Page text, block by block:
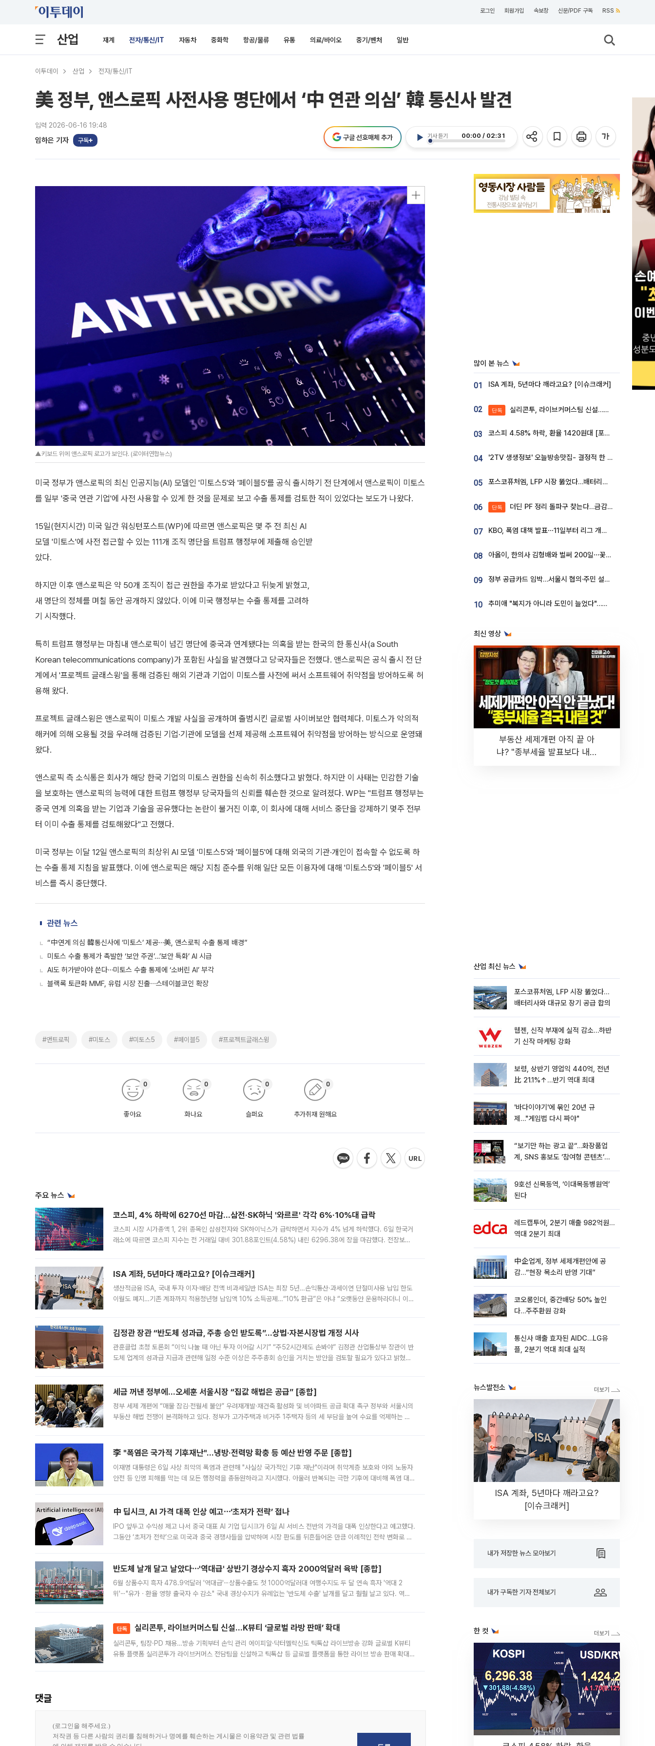
로그인 회원가입 속보창 신문/PDF 구독 RSS
산업 재계 전자/통신/IT 자동차 중화학 항공/물류 유통 의료/바이오 중기/벤처 일반
이투데이 산업 전자/통신/IT
美 정부, 앤스로픽 사전사용 명단에서 ‘中 연관 의심’ 韓 통신사 발견
입력 2026-06-16 19:48
임하은 기자 구독
기사 듣기 00:00 / 02:31
구글 선호매체 추가
▲키보드 위에 앤스로픽 로고가 보인다. (로이터연합뉴스)
미국 정부가 앤스로픽의 최신 인공지능(AI) 모델인 '미토스5'와 '페이블5'를 공식 출시하기 전 단계에서 앤스로픽이 미토스
를 일부 '중국 연관 기업'에 사전 사용할 수 있게 한 것을 문제로 보고 수출 통제를 검토한 적이 있었다는 보도가 나왔다.
15일(현지시간) 미국 일간 워싱턴포스트(WP)에 따르면 앤스로픽은 몇 주 전 최신 AI
모델 '미토스'에 사전 접근할 수 있는 111개 조직 명단을 트럼프 행정부에 제출해 승인받
았다.
하지만 이후 앤스로픽은 약 50개 조직이 접근 권한을 추가로 받았다고 뒤늦게 밝혔고,
새 명단의 정체를 며칠 동안 공개하지 않았다. 이에 미국 행정부는 수출 통제를 고려하
기 시작했다.
특히 트럼프 행정부는 마침내 앤스로픽이 넘긴 명단에 중국과 연계됐다는 의혹을 받는 한국의 한 통신사(a South
Korean telecommunications company)가 포함된 사실을 발견했다고 당국자들은 전했다. 앤스로픽은 공식 출시 전 단
계에서 '프로젝트 글래스윙'을 통해 검증된 해외 기관과 기업이 미토스를 사전에 써서 소프트웨어 취약점을 방어하도록 허
용해 왔다.
프로젝트 글래스윙은 앤스로픽이 미토스 개발 사실을 공개하며 출범시킨 글로벌 사이버보안 협력체다. 미토스가 악의적
해커에 의해 오용될 것을 우려해 검증된 기업·기관에 모델을 선제 제공해 소프트웨어 취약점을 방어하는 방식으로 운영돼
왔다.
앤스로픽 측 소식통은 회사가 해당 한국 기업의 미토스 권한을 신속히 취소했다고 밝혔다. 하지만 이 사태는 민감한 기술
을 보호하는 앤스로픽의 능력에 대한 트럼프 행정부 당국자들의 신뢰를 훼손한 것으로 알려졌다. WP는 "트럼프 행정부는
중국 연계 의혹을 받는 기업과 기술을 공유했다는 논란이 불거진 이후, 이 회사에 대해 서비스 중단을 강제하기 몇주 전부
터 이미 수출 통제를 검토해왔다"고 전했다.
미국 정부는 이달 12일 앤스로픽의 최상위 AI 모델 '미토스5'와 '페이블5'에 대해 외국의 기관·개인이 접속할 수 없도록 하
는 수출 통제 지침을 발표했다. 이에 앤스로픽은 해당 지침 준수를 위해 일단 모든 이용자에 대해 '미토스5'와 '페이블5' 서
비스를 즉시 중단했다.
관련 뉴스
“中연계 의심 韓통신사에 ‘미토스’ 제공⋯美, 앤스로픽 수출 통제 배경”
미토스 수출 통제가 촉발한 ‘보안 주권’…’보안 특화’ AI 시급
AI도 허가받아야 쓴다⋯미토스 수출 통제에 ‘소버린 AI’ 부각
블랙록 토큰화 MMF, 유럽 시장 진출∙∙∙스테이블코인 확장
#앤트로픽 #미토스 #미토스5 #페이블5 #프로젝트글래스윙
좋아요
0
화나요
0
슬퍼요
0
추가취재 원해요
0
주요 뉴스
코스피, 4% 하락에 6270선 마감…삼전·SK하닉 '와르르' 각각 6%·10%대 급락
코스피 시장 시가총액 1, 2위 종목인 삼성전자와 SK하이닉스가 급락하면서 지수가 4% 넘게 하락했다. 6일 한국거
래소에 따르면 코스피 지수는 전 거래일 대비 301.88포인트(4.58%) 내린 6296.38에 장을 마감했다. 전장보다
ISA 계좌, 5년마다 깨라고요? [이슈크래커]
생산적금융 ISA, 국내 투자 이자·배당 전액 비과세일반 ISA는 최장 5년…손익통산·과세이연 단절미사용 납입 한도
이월도 폐지…기존 계좌까지 적용청년형 납입액 10% 소득공제…“10% 환급”은 아냐 “오랫동안 운용하라더니 이제
김정관 장관 “반도체 성과급, 주총 승인 받도록”…상법·자본시장법 개정 시사
관훈클럽 초청 토론회 “이익 나눌 때 아닌 투자 이어갈 시기” “주52시간제도 손봐야” 김정관 산업통상부 장관이 반
도체 업계의 성과급 지급과 관련해 일정 수준 이상은 주주총회 승인을 거치는 방안을 검토할 필요가 있다고 밝혔다.
세금 꺼낸 정부에…오세훈 서울시장 “집값 해법은 공급” [종합]
정부 세제 개편에 “매물 잠김·전월세 불안” 우려재개발·재건축 활성화 및 비아파트 공급 확대 촉구 정부와 서울시의
부동산 해법 전쟁이 본격화하고 있다. 정부가 고가주택과 비거주 1주택자 등의 세 부담을 높여 수요를 억제하는 카
李 "폭염은 국가적 기후재난"…냉방·전력망 확충 등 예산 반영 주문 [종합]
이재명 대통령은 6일 사상 최악의 폭염과 관련해 "사실상 국가적인 기후 재난"이라며 취약계층 보호와 야외 노동자
안전 등 인명 피해를 막는 데 모든 행정력을 총동원하라고 지시했다. 아울러 반복되는 극한 기후에 대비해 폭염 대응
中 딥시크, AI 가격 대폭 인상 예고⋯‘초저가 전략’ 접나
IPO 앞두고 수익성 제고 나서 중국 대표 AI 기업 딥시크가 6일 AI 서비스 전반의 가격을 대폭 인상한다고 예고했다.
그동안 ‘초저가 전략’으로 미국과 중국 경쟁사들을 압박하며 시장 판도를 뒤흔들어온 만큼 이례적인 전략 변화로 평
반도체 날개 달고 날았다⋯'역대급' 상반기 경상수지 흑자 2000억달러 육박 [종합]
6월 상품수지 흑자 478.9억달러 '역대급'⋯상품수출도 첫 1000억달러대 여행수지도 두 달 연속 흑자 '역대 2
위'⋯"유가ㆍ환율 영향 출국자 수 감소" 국내 경상수지가 유례없는 '반도체 수출' 날개를 달고 훨훨 날고 있다. 역대
단독 실리콘투, 라이브커머스팀 신설…K뷰티 ‘글로벌 라방 판매’ 확대
실리콘투, 팀장·PD 채용…방송 기획부터 손익 관리 에이피알·닥터멜락신도 틱톡샵 라이브방송 강화 글로벌 K뷰티
유통 플랫폼 실리콘투가 라이브커머스 전담팀을 신설하고 틱톡샵 등 글로벌 플랫폼을 통한 라이브 방송 판매 확대에
댓글
많이 본 뉴스
01 ISA 계좌, 5년마다 깨라고요? [이슈크래커]
02 단독 실리콘투, 라이브커머스팀 신설…K뷰티 ‘글로벌 판매망’ 확대[K뷰티 라방戰]
03 코스피 4.58% 하락, 환율 1420원대 [포토]
04 '2TV 생생정보' 오늘방송맛집- 결정적 한 수, 3종 메밀면! 메밀 소바 맛집 '의○○○○'
05 포스코퓨처엠, LFP 시장 뚫었다…배터리사와 대규모 장기 공급 합의
06 단독 더딘 PF 정리 돌파구 찾는다…금감원, 1년 반 만에 매각설명회 재개
07 KBO, 폭염 대책 발표⋯11일부터 리그 개시ㆍ경기 오후 7시 시작
08 아옳이, 한의사 김형배와 벌써 200일⋯꽃다발 들고 "프러포즈 아냐"
09 정부 공급카드 임박…서울시 협의·주민 설득이 성패 가른다 [부동산 해법 전쟁]
10 추미애 "복지가 아니라 도민이 늘었다"…재정난 책임론 정면돌파
최신 영상
부동산 세제개편 아직 끝 아
냐? "종부세율 발표보다 내릴
산업 최신 뉴스
포스코퓨처엠, LFP 시장 뚫었다…
배터리사와 대규모 장기 공급 합의
웹젠, 신작 부재에 실적 감소…하반
기 신작 마케팅 강화
보령, 상반기 영업익 440억, 전년
比 21.1%↑…반기 역대 최대
'바다이야기'에 묶인 20년 규
제…"게임법 다시 짜야"
“보기만 하는 광고 끝“…화장품업
계, SNS 홍보도 ‘참여형 콘텐츠’로
9호선 신목동역, ‘이대목동병원역’
된다
레드캡투어, 2분기 매출 982억원…
역대 2분기 최대
中企업계, 정부 세제개편안에 공
감…“현장 목소리 반영 기대”
코오롱인더, 중간배당 50% 높인
다…주주환원 강화
통신사 매출 효자된 AIDC…LG유
플, 2분기 역대 최대 실적
뉴스발전소
ISA 계좌, 5년마다 깨라고요?
[이슈크래커]
내가 저장한 뉴스 모아보기
내가 구독한 기자 전체보기
한 컷